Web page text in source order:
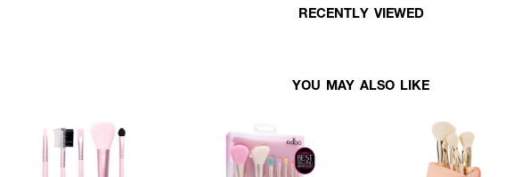
RECENTLY VIEWED
YOU MAY ALSO LIKE